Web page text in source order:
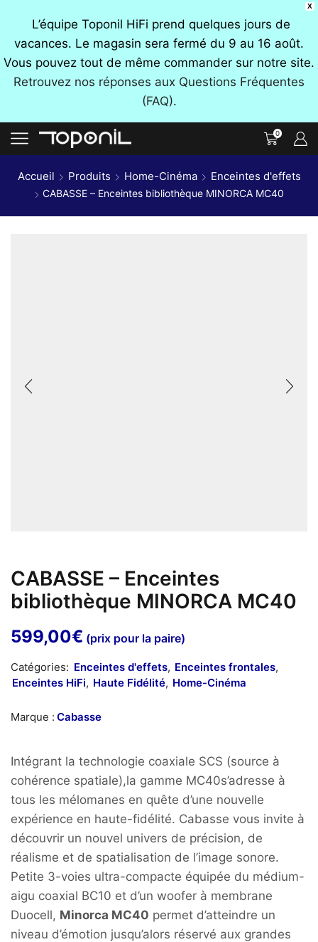
X
L’équipe Toponil HiFi prend quelques jours de
vacances. Le magasin sera fermé du 9 au 16 août.
Vous pouvez tout de même commander sur notre site.
Retrouvez nos réponses aux Questions Fréquentes
(FAQ).
0
Accueil Produits Home-Cinéma Enceintes d'effets
CABASSE – Enceintes bibliothèque MINORCA MC40
CABASSE – Enceintes
bibliothèque MINORCA MC40
599,00€ (prix pour la paire)
Catégories: Enceintes d'effets, Enceintes frontales,
Enceintes HiFi, Haute Fidélité, Home-Cinéma
Marque : Cabasse
Intégrant la technologie coaxiale SCS (source à
cohérence spatiale),la gamme MC40s’adresse à
tous les mélomanes en quête d’une nouvelle
expérience en haute-fidélité. Cabasse vous invite à
découvrir un nouvel univers de précision, de
réalisme et de spatialisation de l’image sonore.
Petite 3-voies ultra-compacte équipée du médium-
aigu coaxial BC10 et d’un woofer à membrane
Duocell, Minorca MC40 permet d’atteindre un
niveau d’émotion jusqu’alors réservé aux grandes